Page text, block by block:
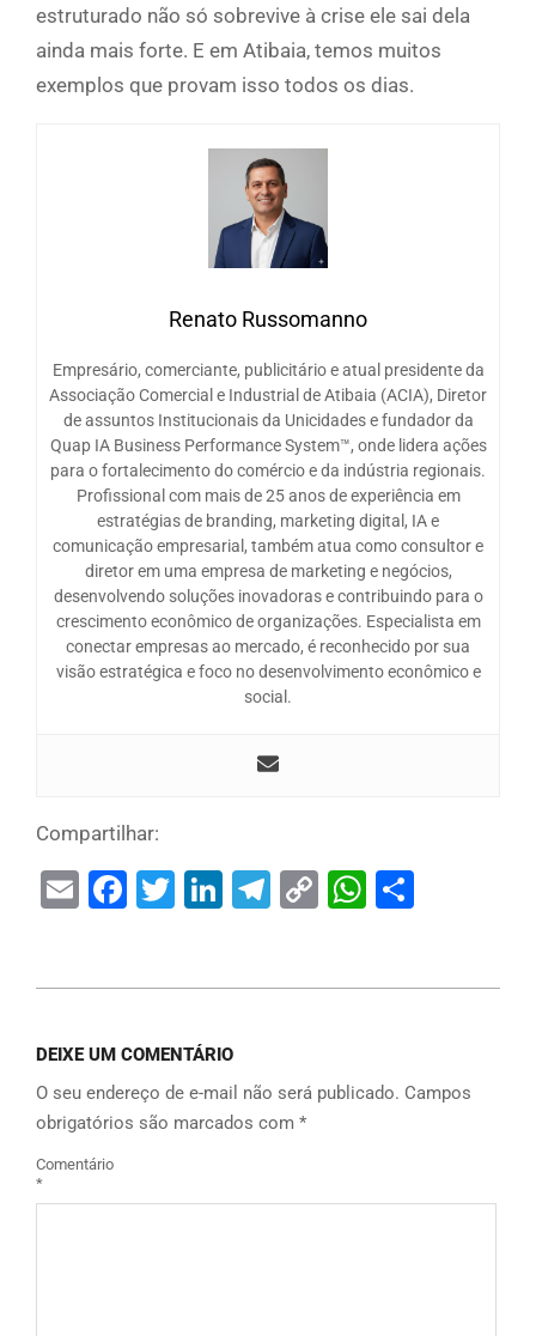
estruturado não só sobrevive à crise ele sai dela
ainda mais forte. E em Atibaia, temos muitos
exemplos que provam isso todos os dias.
Renato Russomanno
Empresário, comerciante, publicitário e atual presidente da
Associação Comercial e Industrial de Atibaia (ACIA), Diretor
de assuntos Institucionais da Unicidades e fundador da
Quap IA Business Performance System™, onde lidera ações
para o fortalecimento do comércio e da indústria regionais.
Profissional com mais de 25 anos de experiência em
estratégias de branding, marketing digital, IA e
comunicação empresarial, também atua como consultor e
diretor em uma empresa de marketing e negócios,
desenvolvendo soluções inovadoras e contribuindo para o
crescimento econômico de organizações. Especialista em
conectar empresas ao mercado, é reconhecido por sua
visão estratégica e foco no desenvolvimento econômico e
social.
Compartilhar:
EmailFacebook
Twitter
LinkedIn
Telegram
Copy
DEIXE UM COMENTÁRIO
O seu endereço de e-mail não será publicado. Campos
obrigatórios são marcados com *
Comentário
*